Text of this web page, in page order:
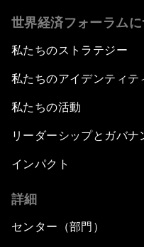
世界経済フォーラム
私たちのストラテジー
私たちのアイデンティテ
私たちの活動
リーダーシップとガバナ
インパクト
詳細
センター（部門）